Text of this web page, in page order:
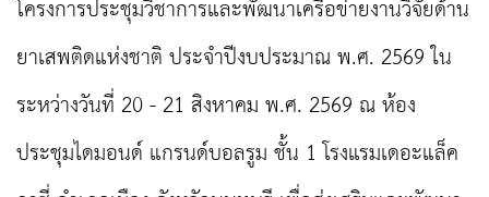
โครงการประชุมวิชาการและพัฒนาเครือข่ายงานวิจัยด้าน
ยาเสพติดแห่งชาติ ประจำปีงบประมาณ พ.ศ. 2569 ใน
ระหว่างวันที่ 20 - 21 สิงหาคม พ.ศ. 2569 ณ ห้อง
ประชุมไดมอนด์ แกรนด์บอลรูม ชั้น 1 โรงแรมเดอะแล็ค